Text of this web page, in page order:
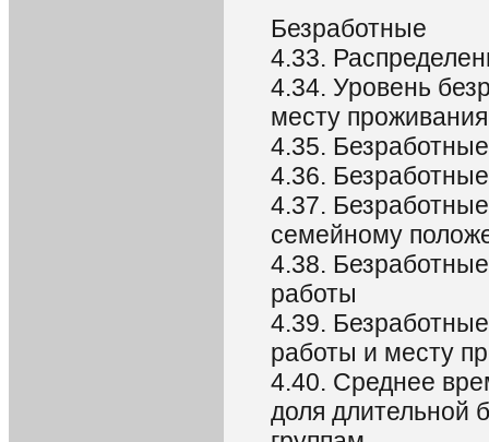
Безработные
4.33.
4.34. Уровень
месту проживания
4.35.
4.36.
4.37.
семейному
4.38.
работы
4.39.
работы и месту
4.40. Среднее
доля длительной